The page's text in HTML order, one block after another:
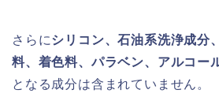
さらにシリコン、石油系洗浄成分
料、着色料、パラベン、アルコー
となる成分は含まれていません。